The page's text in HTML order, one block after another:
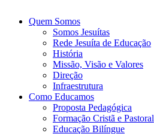
Quem Somos
Somos Jesuítas
Rede Jesuíta de Educação
História
Missão, Visão e Valores
Direção
Infraestrutura
Como Educamos
Proposta Pedagógica
Formação Cristã e Pastoral
Educação Bilíngue